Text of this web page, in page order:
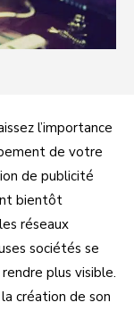
l’importance
de votre
de publicité
bientôt
réseaux
sociétés se
plus visible.
création de son